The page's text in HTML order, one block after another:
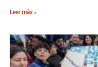
Leer más »